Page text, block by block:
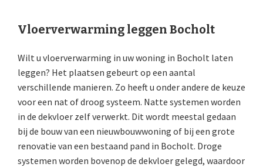
Vloerverwarming leggen Bocholt
Wilt u vloerverwarming in uw woning in Bocholt laten
leggen? Het plaatsen gebeurt op een aantal
verschillende manieren. Zo heeft u onder andere de keuze
voor een nat of droog systeem. Natte systemen worden
in de dekvloer zelf verwerkt. Dit wordt meestal gedaan
bij de bouw van een nieuwbouwwoning of bij een grote
renovatie van een bestaand pand in Bocholt. Droge
systemen worden bovenop de dekvloer gelegd, waardoor